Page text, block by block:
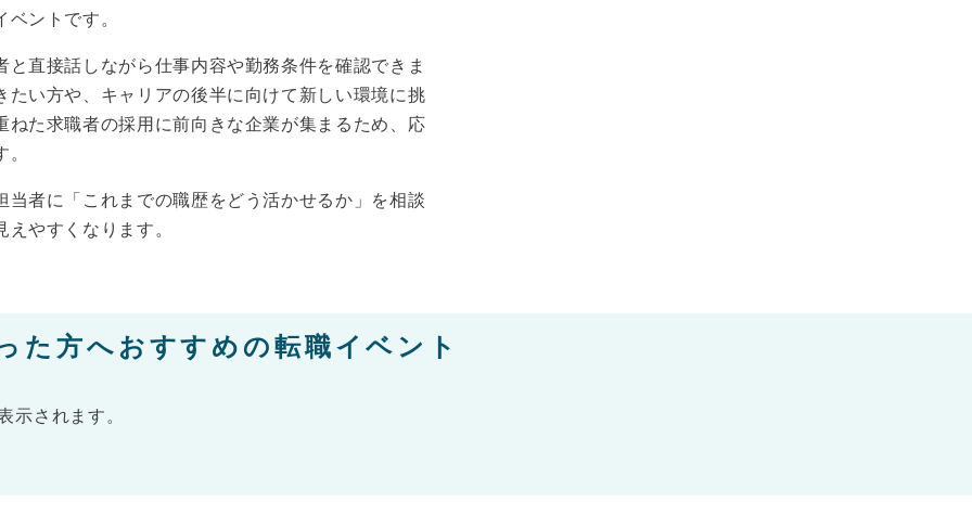
ントです。
直接話しながら仕事内容や勤務条件を確認できま
い方や、キャリアの後半に向けて新しい環境に挑
た求職者の採用に前向きな企業が集まるため、応
者に「これまでの職歴をどう活かせるか」を相談
やすくなります。
た方へおすすめの転職イベント
示されます。